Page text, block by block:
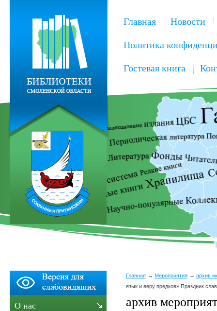
Главная Новости
Политика
Гостевая книга
Главная Мероприятия
архив
язык и веру предков».Праздник
архив
О нас